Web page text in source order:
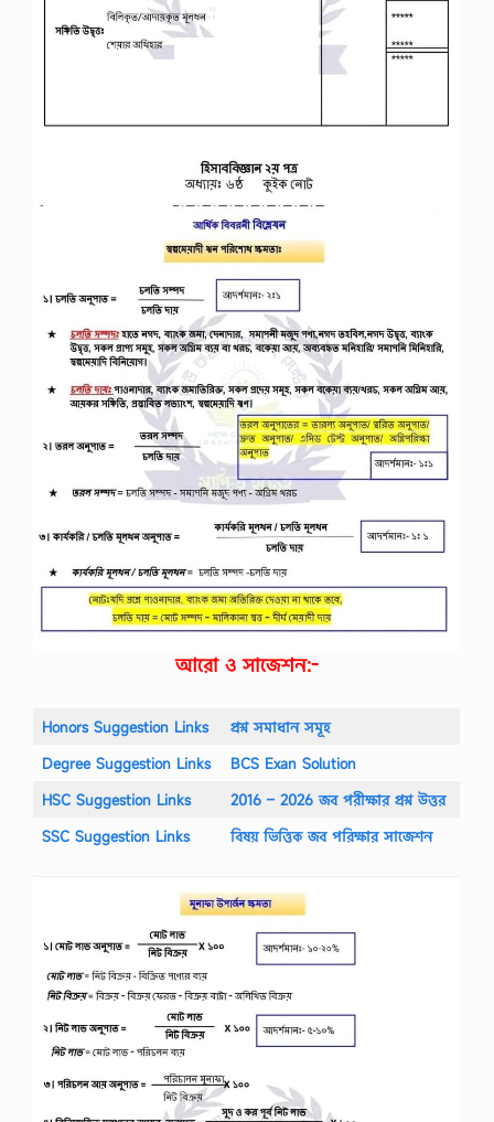
আরো ও সাজেশন:-
Honors Suggestion Links
প্রশ্ন সমাধান সমূহ
Degree Suggestion Links
BCS Exan Solution
HSC Suggestion Links
2016 – 2026 জব পরীক্ষার প্রশ্ন উত্তর
SSC Suggestion Links
বিষয় ভিত্তিক জব পরিক্ষার সাজেশন